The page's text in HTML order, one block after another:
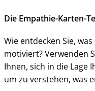
Die Empathie-Karten-
Wie entdecken Sie,
motiviert? Verwenden
Ihnen, sich in die Lage
um zu verstehen, was